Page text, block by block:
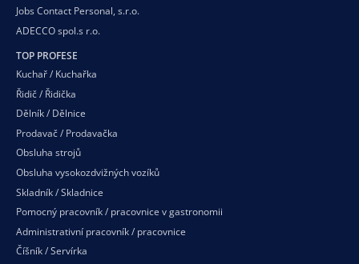
Jobs Contact Personal, s.r.o.
ADECCO spol.s r.o.
TOP PROFESE
Kuchař / Kuchařka
Řidič / Řidička
Dělník / Dělnice
Prodavač / Prodavačka
Obsluha strojů
Obsluha vysokozdvižných vozíků
Skladník / Skladnice
Pomocný pracovník / pracovnice v gastronomii
Administrativní pracovník / pracovnice
Číšník / Servírka